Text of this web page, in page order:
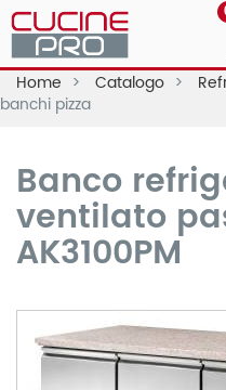
Home Catalogo
banchi pizza
Banco
ventilato
AK3100PM